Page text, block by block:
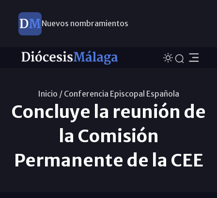
Nuevos nombramientos
Inicio / Conferencia Episcopal Española
Concluye la reunión de
la Comisión
Permanente de la CEE